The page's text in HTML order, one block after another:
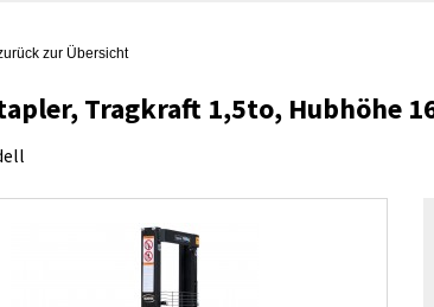
zur Übersicht
Tragkraft 1,5to, Hubhöhe